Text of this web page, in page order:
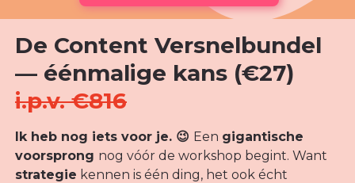
De Content Versnelbundel
— éénmalige kans (€27)
i.p.v. €816
Ik heb nog iets voor je. 😉 Een gigantische
voorsprong nog vóór de workshop begint. Want
strategie kennen is één ding, het ook écht